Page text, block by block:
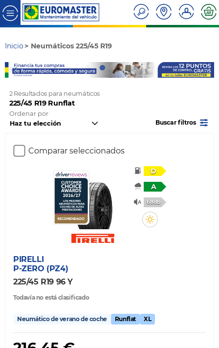
Inicio Neumáticos 225/45 R19
2 Resultados para neumáticos
225/45 R19 Runflat
Ordenar por
Buscar filtros
Comparar seleccionados
D
A
68db
PIRELLI
P-ZERO (PZ4)
225/45 R19 96 Y
Todavía no está clasificado
Neumático de verano de coche Runflat XL